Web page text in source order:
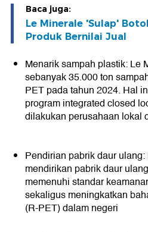
Baca juga:
Le Minerale 'Sulap'
Produk Bernilai Jual
Menarik sampah plastik: Le
sebanyak 35.000 ton
PET pada tahun 2024. Hal
program integrated closed
dilakukan perusahaan lokal
Pendirian pabrik daur
mendirikan pabrik daur
memenuhi standar
sekaligus meningkatkan
(R-PET) dalam negeri